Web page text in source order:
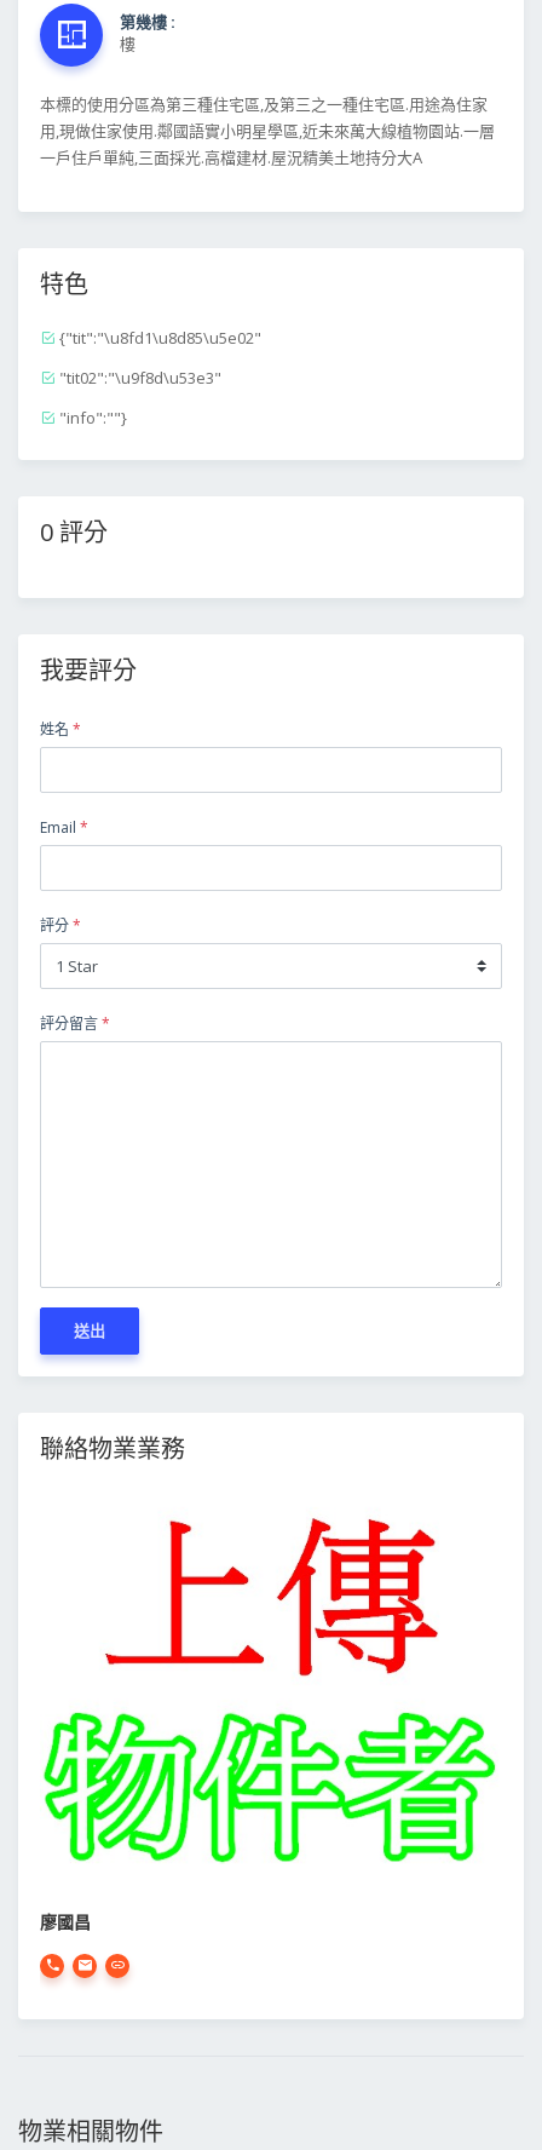
第幾樓 :
樓
本標的使用分區為第三種住宅區,及第三之一種住宅區.用途為住家
用,現做住家使用.鄰國語實小明星學區,近未來萬大線植物園站.一層
一戶住戶單純,三面採光.高檔建材.屋況精美土地持分大A
特色
{"tit":"\u8fd1\u8d85\u5e02"
"tit02":"\u9f8d\u53e3"
"info":""}
0 評分
我要評分
姓名 *
Email *
評分*
評分留言*
送出
聯絡物業業務
廖國昌
物業相關物件